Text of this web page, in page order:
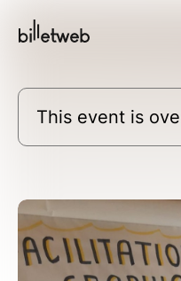
This event is